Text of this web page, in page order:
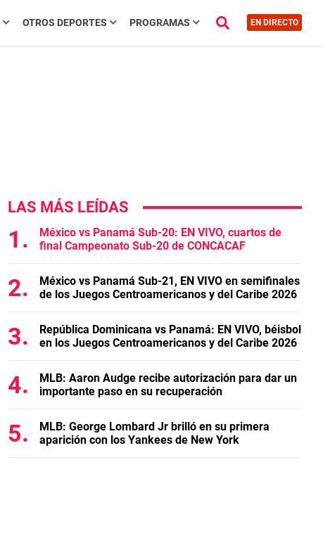
OTROS DEPORTES PROGRAMAS EN DIRECTO
LAS MÁS LEÍDAS
México vs Panamá Sub-20: EN VIVO, cuartos de
final Campeonato Sub-20 de CONCACAF
México vs Panamá Sub-21, EN VIVO en semifinales
de los Juegos Centroamericanos y del Caribe 2026
República Dominicana vs Panamá: EN VIVO, béisbol
en los Juegos Centroamericanos y del Caribe 2026
MLB: Aaron Audge recibe autorización para dar un
importante paso en su recuperación
MLB: George Lombard Jr brilló en su primera
aparición con los Yankees de New York